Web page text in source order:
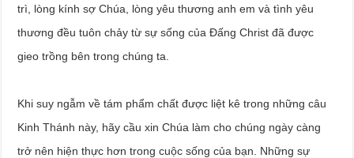
trì, lòng kính sợ Chúa, lòng yêu thương anh em và tình yêu
thương đều tuôn chảy từ sự sống của Đấng Christ đã được
gieo trồng bên trong chúng ta.
Khi suy ngẫm về tám phẩm chất được liệt kê trong những câu
Kinh Thánh này, hãy cầu xin Chúa làm cho chúng ngày càng
trở nên hiện thực hơn trong cuộc sống của bạn. Những sự